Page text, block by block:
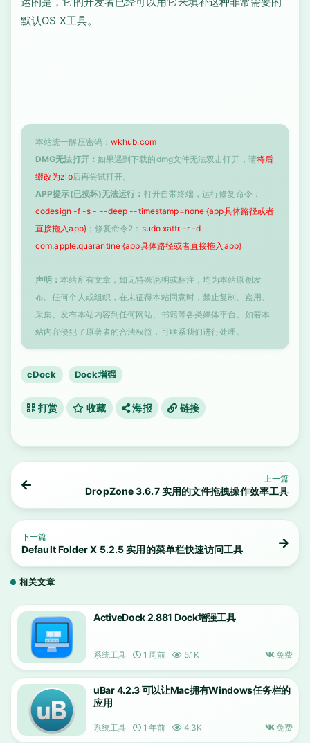
默认OS X工具。
本站统一解压密码： wkhub.com
DMG无法打开： 如果遇到下载的dmg文件无法双击打开，请将后
缀改为zip后再尝试打开。
APP提示(已损坏)无法运行： 打开自带终端，运行修复命令：
codesign -f -s - --deep --timestamp=none {app具体路径或者
直接拖入app}；修复命令2： sudo xattr -r -d
com.apple.quarantine {app具体路径或者直接拖入app}
声明：本站所有文章，如无特殊说明或标注，均为本站原创发
布。任何个人或组织，在未征得本站同意时，禁止复制、盗用、
采集、发布本站内容到任何网站、书籍等各类媒体平台。如若本
站内容侵犯了原著者的合法权益，可联系我们进行处理。
cDock Dock增强
打赏 收藏 海报 链接
上一篇
DropZone 3.6.7 实用的文件拖拽操作效率工具
下一篇
Default Folder X 5.2.5 实用的菜单栏快速访问工具
相关文章
ActiveDock 2.881 Dock增强工具
系统工具 1 周前 5.1K 免费
uBar 4.2.3 可以让Mac拥有Windows任务栏的
应用
系统工具 1 年前 4.3K 免费